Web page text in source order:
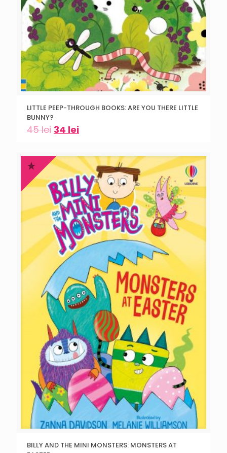
LITTLE PEEP-THROUGH BOOKS: ARE YOU THERE LITTLE
BUNNY?
45lei 34 lei
BILLY AND THE MINI MONSTERS: MONSTERS AT